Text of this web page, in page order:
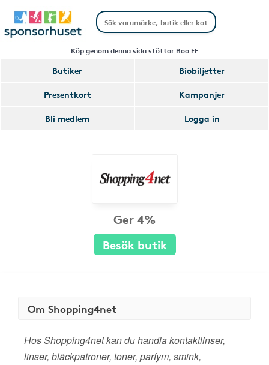
Köp genom denna sida stöttar Boo FF
Butiker
Biobiljetter
Presentkort
Kampanjer
Bli medlem
Logga in
Ger 4%
Besök butik
Om Shopping4net
Hos Shopping4net kan du handla kontaktlinser,
linser, bläckpatroner, toner, parfym, smink,